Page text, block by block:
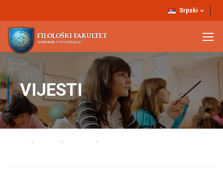
Srpski
VIJESTI